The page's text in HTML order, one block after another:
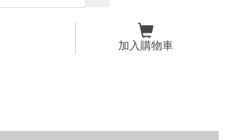
加入購物車